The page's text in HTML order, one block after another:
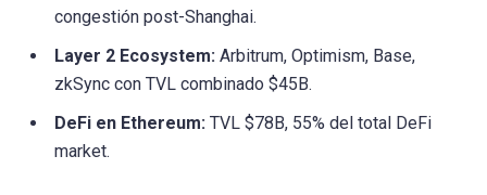
congestión post-Shanghai.
Layer 2 Ecosystem: Arbitrum, Optimism, Base,
zkSync con TVL combinado $45B.
DeFi en Ethereum: TVL $78B, 55% del total DeFi
market.